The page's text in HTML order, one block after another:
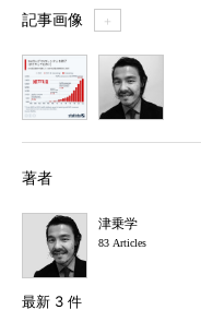
記事画像 ＋
著者
津乗学
83 Articles
最新 3 件